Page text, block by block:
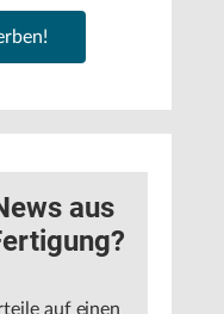
aus
auf einen